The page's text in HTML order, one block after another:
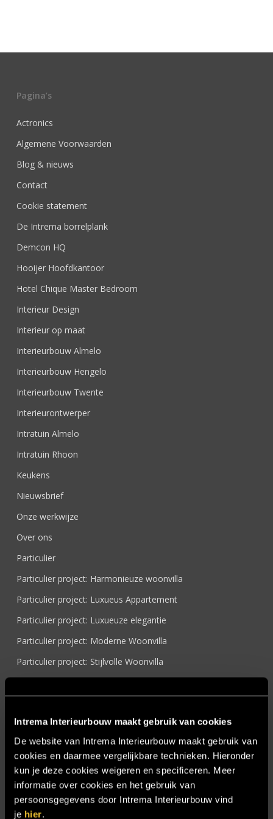
Intrema Interieurbouw maakt gebruik van cookies
De website van Intrema Interieurbouw maakt gebruik van
cookies en daarmee vergelijkbare technieken. Hieronder
kun je deze cookies weigeren en specificeren. Meer
informatie over cookies en het gebruik van
persoonsgegevens door Intrema Interieurbouw vind
je hier.
Pagina’s
Actronics
Algemene Voorwaarden
Blog & nieuws
Contact
Cookie statement
De Intrema borrelplank
Demcon HQ
Hooijer Hoofdkantoor
Hotel Chique Master Bedroom
Interieur Design
Interieur op maat
Interieurbouw Almelo
Interieurbouw Hengelo
Interieurbouw Twente
Interieurontwerper
Intratuin Almelo
Intratuin Rhoon
Keukens
Nieuwsbrief
Onze werkwijze
Over ons
Particulier
Particulier project: Harmonieuze woonvilla
Particulier project: Luxueus Appartement
Particulier project: Luxueuze elegantie
Particulier project: Moderne Woonvilla
Particulier project: Stijlvolle Woonvilla
Referenties
Samenwerken
Sensire
Showroom
SIDN